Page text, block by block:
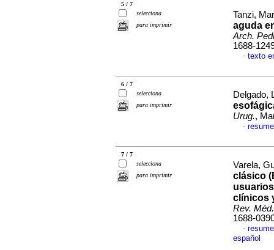
5 / 7
selecciona
para imprimir
Tanzi,
aguda
Arch.
1688-
· texto
6 / 7
selecciona
para imprimir
Delgado,
Urug.,
·
7 / 7
selecciona
para imprimir
Varela,
clásico
clínicos
Rev.
1688-
·
español